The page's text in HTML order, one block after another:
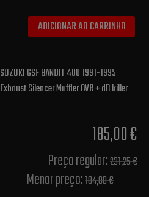
ADICIONAR AO CARRINHO
SUZUKI GSF BANDIT 400 1991-1995
Exhaust Silencer Muffler OVR + dB killer
185,00 €
Preço regular:231,25 €
Menor preço:184,00 €